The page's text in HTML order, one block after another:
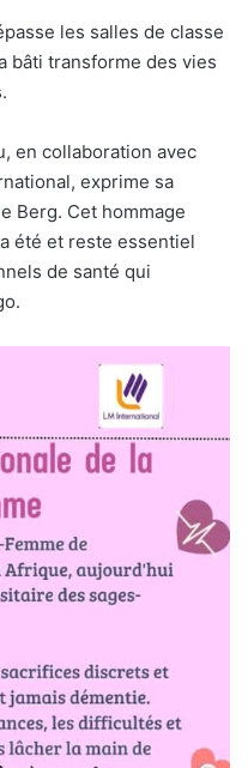
les salles de classe
bâti transforme des vies
en collaboration avec
exprime sa
Berg. Cet hommage
été et reste essentiel
de santé qui